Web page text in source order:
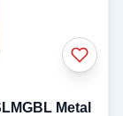
Metal